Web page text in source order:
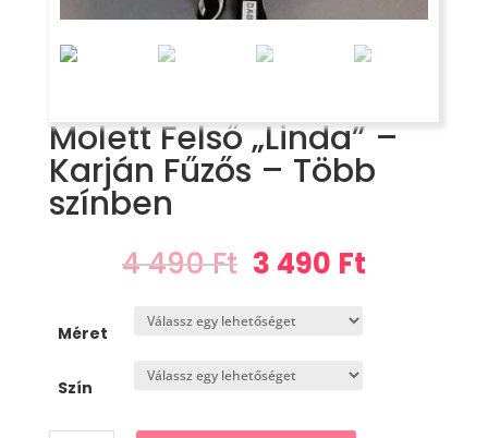
Molett Felső „Linda” –
Karján Fűzős – Több
színben
4 490Ft Original
was:
4
490 Ft.
3 490 FtCurrent
Méret
Szín